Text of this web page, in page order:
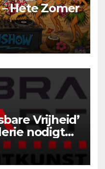
Hete Zomer
Vrijheid’
nodigt
en